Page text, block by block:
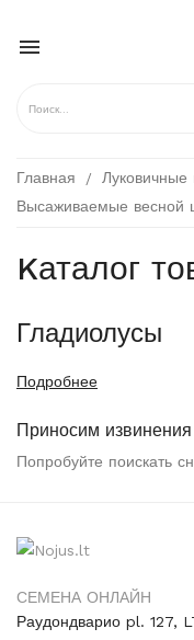

Главная
Луковичные
Высаживаемые весной
Kаталог
Гладиолусы
Подробнее
Приносим извинения
Попробуйте поискать
СЕМЕНА ОНЛАЙН
Раудондварио pl. 127,